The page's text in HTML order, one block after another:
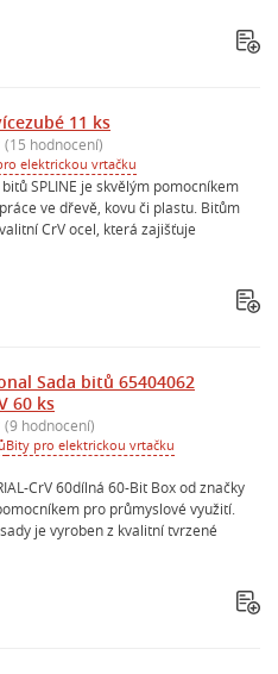
11 ks
(15 hodnocení)
elektrickou vrtačku
SPLINE je skvělým pomocníkem
ve dřevě, kovu či plastu. Bitům
CrV ocel, která zajišťuje
Sada bitů 65404062
60 ks
(9 hodnocení)
Bity pro elektrickou vrtačku
CrV 60dílná 60-Bit Box od značky
pro průmyslové využití.
je vyroben z kvalitní tvrzené